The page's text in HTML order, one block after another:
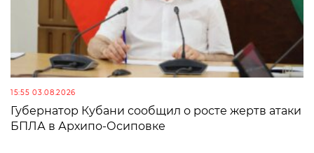
15:55 03.08.2026
Губернатор Кубани сообщил о росте жертв атаки
БПЛА в Архипо-Осиповке